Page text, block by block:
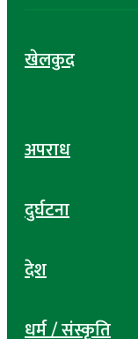
खेलकुद
अपराध
दुर्घटना
देश
धर्म / संस्कृति